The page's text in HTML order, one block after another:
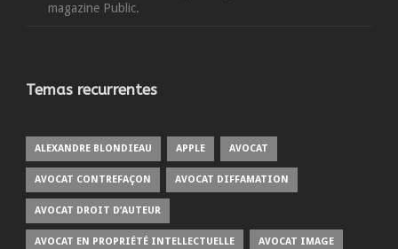
magazine Public.
Temas recurrentes
ALEXANDRE BLONDIEAU APPLE AVOCAT
AVOCAT CONTREFAÇON AVOCAT DIFFAMATION
AVOCAT DROIT D’AUTEUR
AVOCAT EN PROPRIÉTÉ INTELLECTUELLE AVOCAT IMAGE